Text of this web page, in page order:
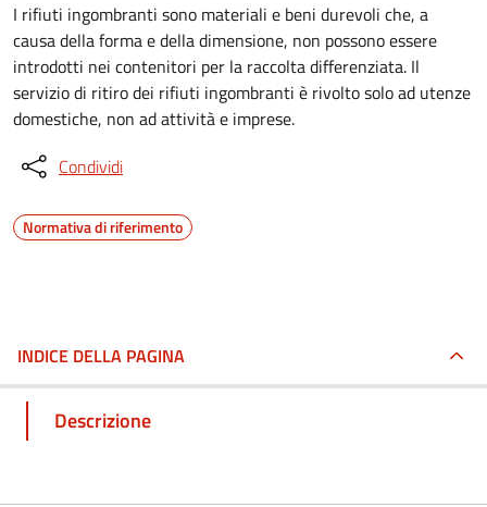
I rifiuti ingombranti sono materiali e beni durevoli che, a
causa della forma e della dimensione, non possono essere
introdotti nei contenitori per la raccolta differenziata. Il
servizio di ritiro dei rifiuti ingombranti è rivolto solo ad utenze
domestiche, non ad attività e imprese.
Condividi
Normativa di riferimento
INDICE DELLA PAGINA
Descrizione